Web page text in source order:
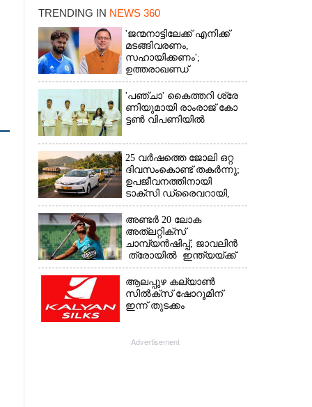
TRENDING IN NEWS 360
'ജന്മനാട്ടിലേക്ക് എനിക്ക്
മടങ്ങിവരണം,
സഹായിക്കണം';
ഉത്തരാഖണ്ഡ്
മുഖ്യമന്ത്രിയോട്
അപേക്ഷയുമായി ഋഷഭ്
പന്ത്
'​പ​ഞ്ചാ​'​ ​കൈ​ത്ത​റി​ ​ശ്രേ​
ണി​യു​മാ​യി​ ​രാം​രാ​ജ് ​കോ​
ട്ടൺ വിപണിയിൽ
25 വർഷത്തെ ജോലി ഒറ്റ
ദിവസംകൊണ്ട് തകർന്നു;
ഉപജീവനത്തിനായി
ടാക്‌സി ഡ്രൈവറായി,​
അനുഭവം പങ്കുവച്ച് യുവതി
അണ്ടർ 20 ലോക
അത്‌ലറ്റിക്സ്
ചാമ്പ്യൻഷിപ്പ്; ജാവലിൻ
ത്രോയിൽ ഇന്ത്യയ്ക്ക്
വെള്ളി
ആലപ്പുഴ കല്യാൺ
സിൽക്‌സ് ഷോറൂമിന്
ഇന്ന് തുടക്കം
Advertisement
×